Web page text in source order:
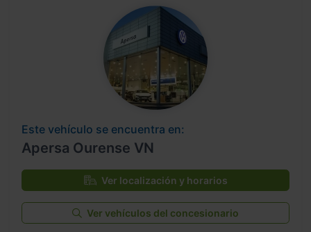
Este vehículo se encuentra en:
Apersa Ourense VN
Ver localización y horarios
Ver vehículos del concesionario